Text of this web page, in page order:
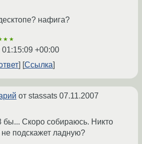
нафига?
+00:00
Ссылка
от stassats 07.11.2007
бы... Скоро собираюсь. Никто
не подскажет ладную?